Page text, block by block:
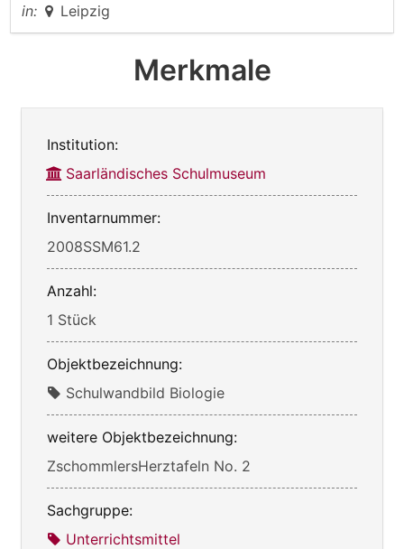
in:
Leipzig
Merkmale
Institution:
Saarländisches Schulmuseum
Inventarnummer:
2008SSM61.2
Anzahl:
1 Stück
Objektbezeichnung:
Schulwandbild Biologie
weitere Objektbezeichnung:
ZschommlersHerztafeln No. 2
Sachgruppe:
Unterrichtsmittel